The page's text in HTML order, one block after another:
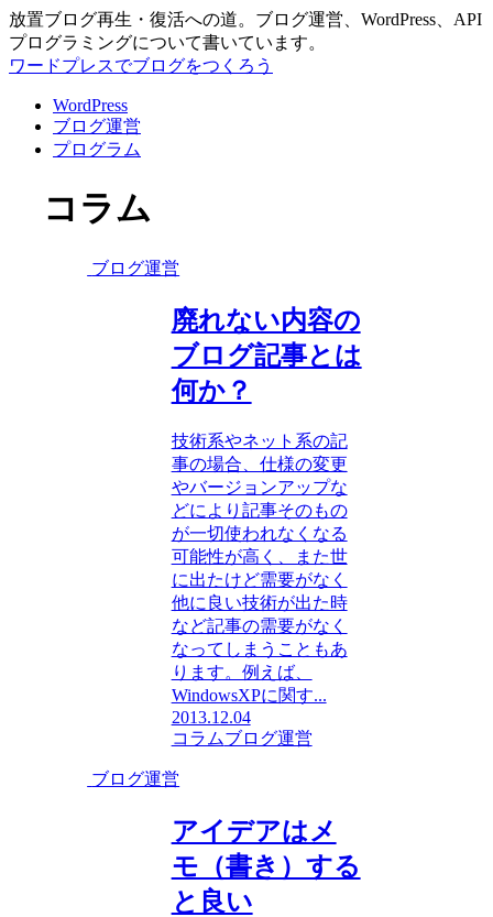
放置ブログ再生・復活への道。ブログ運営、WordPress、API
プログラミングについて書いています。
ワードプレスでブログをつくろう
WordPress
ブログ運営
プログラム
コラム
ブログ運営
廃れない内容の
ブログ記事とは
何か？
技術系やネット系の記
事の場合、仕様の変更
やバージョンアップな
どにより記事そのもの
が一切使われなくなる
可能性が高く、また世
に出たけど需要がなく
他に良い技術が出た時
など記事の需要がなく
なってしまうこともあ
ります。例えば、
WindowsXPに関す...
2013.12.04
コラムブログ運営
ブログ運営
アイデアはメ
モ（書き）する
と良い